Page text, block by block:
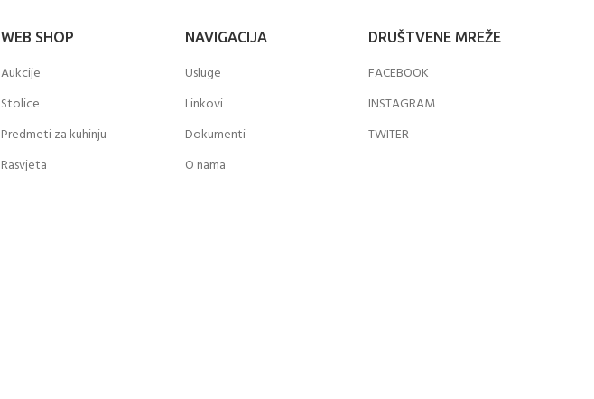
WEB SHOP
Aukcije
Stolice
Predmeti za kuhinju
Rasvjeta
NAVIGACIJA
Usluge
Linkovi
Dokumenti
O nama
DRUŠTVENE MREŽE
FACEBOOK
INSTAGRAM
TWITER